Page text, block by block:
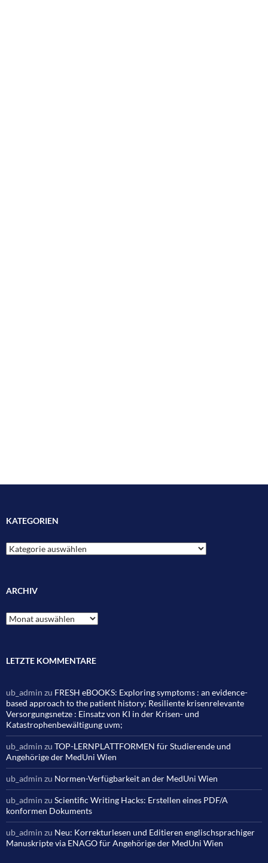
KATEGORIEN
Kategorien
ARCHIV
Archiv
LETZTE KOMMENTARE
ub_admin zu FRESH eBOOKS: Exploring symptoms : an evidence-
based approach to the patient history; Resiliente krisenrelevante
Versorgungsnetze : Einsatz von KI in der Krisen- und
Katastrophenbewältigung uvm;
ub_admin zu TOP-LERNPLATTFORMEN für Studierende und
Angehörige der MedUni Wien
ub_admin zu Normen-Verfügbarkeit an der MedUni Wien
ub_admin zu Scientific Writing Hacks: Erstellen eines PDF/A
konformen Dokuments
ub_admin zu Neu: Korrekturlesen und Editieren englischsprachiger
Manuskripte via ENAGO für Angehörige der MedUni Wien